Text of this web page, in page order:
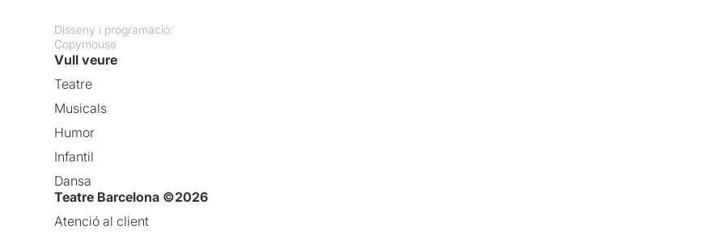
Disseny i programació:
Copymouse
Vull veure
Teatre
Musicals
Humor
Infantil
Dansa
Teatre Barcelona ©2026
Atenció al client